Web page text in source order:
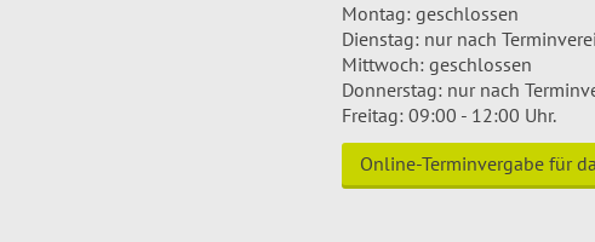
Montag: geschlossen
Dienstag: nur nach
Mittwoch: geschlossen
Donnerstag: nur nach
Freitag: 09:00 - 12:00 Uhr.
Online-Terminvergabe für